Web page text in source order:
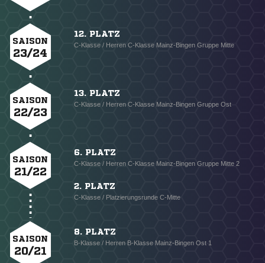
SAISON
23/24
12. PLATZ
C-Klasse / Herren C-Klasse Mainz-Bingen Gruppe Mitte
SAISON
22/23
13. PLATZ
C-Klasse / Herren C-Klasse Mainz-Bingen Gruppe Ost
SAISON
21/22
6. PLATZ
C-Klasse / Herren C-Klasse Mainz-Bingen Gruppe Mitte 2
2. PLATZ
C-Klasse / Platzierungsrunde C-Mitte
SAISON
20/21
8. PLATZ
B-Klasse / Herren B-Klasse Mainz-Bingen Ost 1